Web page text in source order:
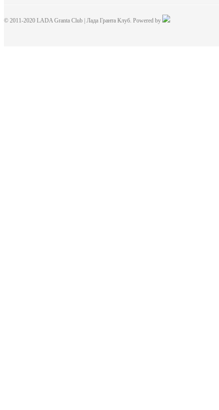
© 2011-2020 LADA Granta Club | Лада Гранта Клуб. Powered by